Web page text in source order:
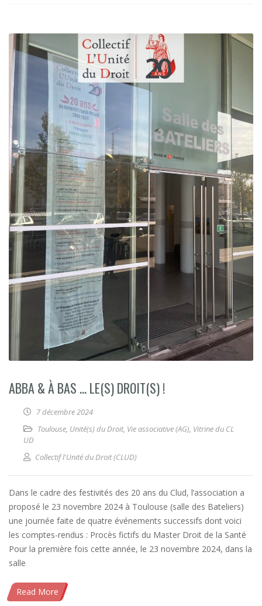
ABBA & À BAS … LE(S) DROIT(S) !
7 décembre 2024
Toulouse Unité(s) du Droit, Vie associative (AG) Vitrine du CL
UD
Collectif l'Unité du Droit (CLUD)
Dans le cadre des festivités des 20 ans du Clud, l’association a
proposé le 23 novembre 2024 à Toulouse (salle des Bateliers)
une journée faite de quatre événements successifs dont voici
les comptes-rendus : Procès fictifs du Master Droit de la Santé
Pour la première fois cette année, le 23 novembre 2024, dans la
salle
Read More